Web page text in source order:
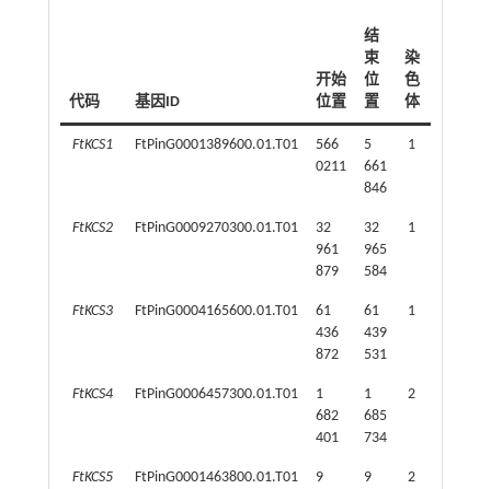
代码 基因ID
开始
位置
结
束
位
置
染
色
体
FtKCS1 FtPinG0001389600.01.T01
566
0211
5
661
846
1
FtKCS2 FtPinG0009270300.01.T01
32
961
879
32
965
584
1
FtKCS3 FtPinG0004165600.01.T01
61
436
872
61
439
531
1
FtKCS4 FtPinG0006457300.01.T01
1
682
401
1
685
734
2
FtKCS5 FtPinG0001463800.01.T01
9
9
2